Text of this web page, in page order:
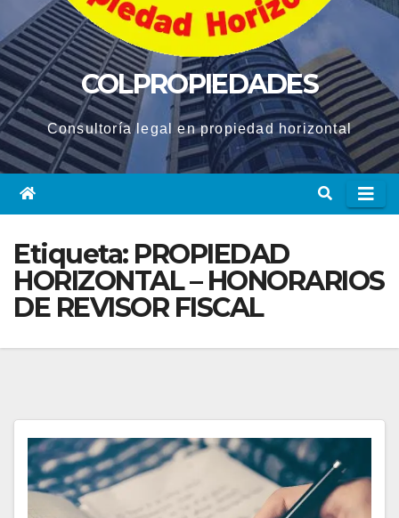
COLPROPIEDADES
Consultoría legal en propiedad horizontal
Etiqueta: PROPIEDAD
HORIZONTAL – HONORARIOS
DE REVISOR FISCAL